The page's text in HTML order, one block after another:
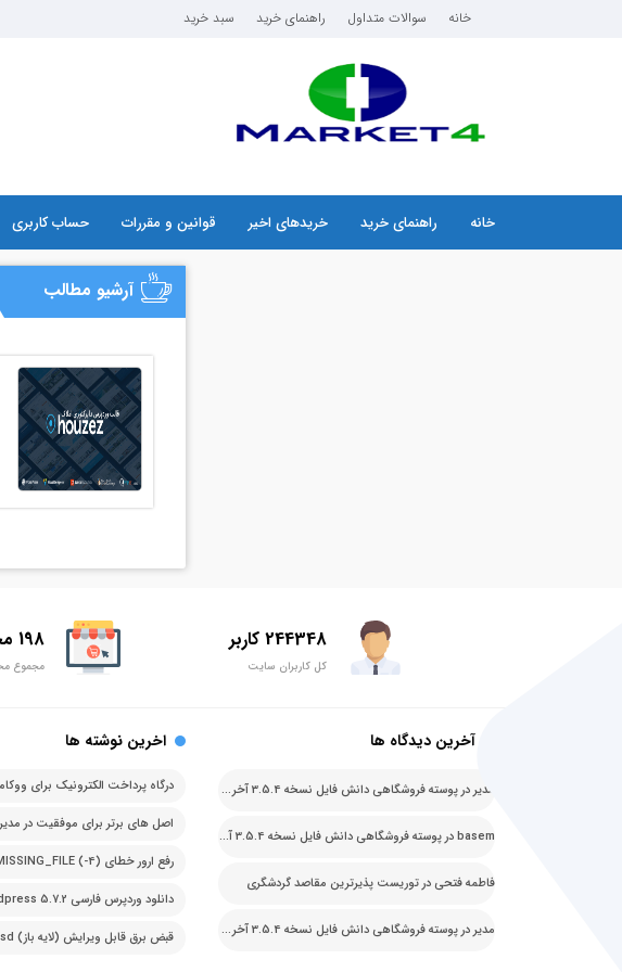
خانه سوالات متداول راهنمای خرید سبد خرید
خانه راهنمای خرید خریدهای اخیر قوانین و مقررات حساب کاربری
آرشیو مطالب
244348 کاربر
کل کاربران سایت
198 محصول
مجموع
آخرین دیدگاه ها
مدیردرپوسته فروشگاهی دانش فایل نسخه 3.5.4 آخرین نسخه
basemدرپوسته فروشگاهی دانش فایل نسخه 3.5.4 آخرین نسخه
فاطمه فتحی درتوریست پذیرترین مقاصد گردشگری
مدیردرپوسته فروشگاهی دانش فایل نسخه 3.5.4 آخرین نسخه
اخرین نوشته ها
دانلود وردپرس فارسی 5.7.2 wordpress وردپرس
قبض برق قابل ویرایش (لایه باز) psd فتوشاپ